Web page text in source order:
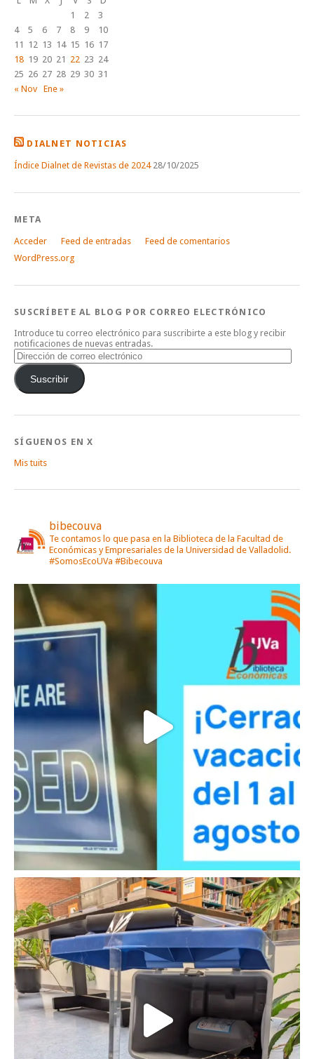
1
2
3
4
5 6 7 8 9
10
11
12 13 14 15 16 17
18 19 20 21 22 23 24
25 26 27 28 29 30 31
« Nov Ene »
DIALNET NOTICIAS
Índice Dialnet de Revistas de 2024 28/10/2025
META
Acceder Feed de entradas
Feed de comentarios
WordPress.org
SUSCRÍBETE AL BLOG POR CORREO ELECTRÓNICO
Introduce tu correo electrónico para suscribirte a este blog y recibir
notificaciones de nuevas entradas.
Dirección
de
correo
electrónico
Suscribir
SÍGUENOS EN X
Mis tuits
bibecouva
Te contamos lo que pasa en la Biblioteca de la Facultad de
Económicas y Empresariales de la Universidad de Valladolid.
#SomosEcoUVa #Bibecouva